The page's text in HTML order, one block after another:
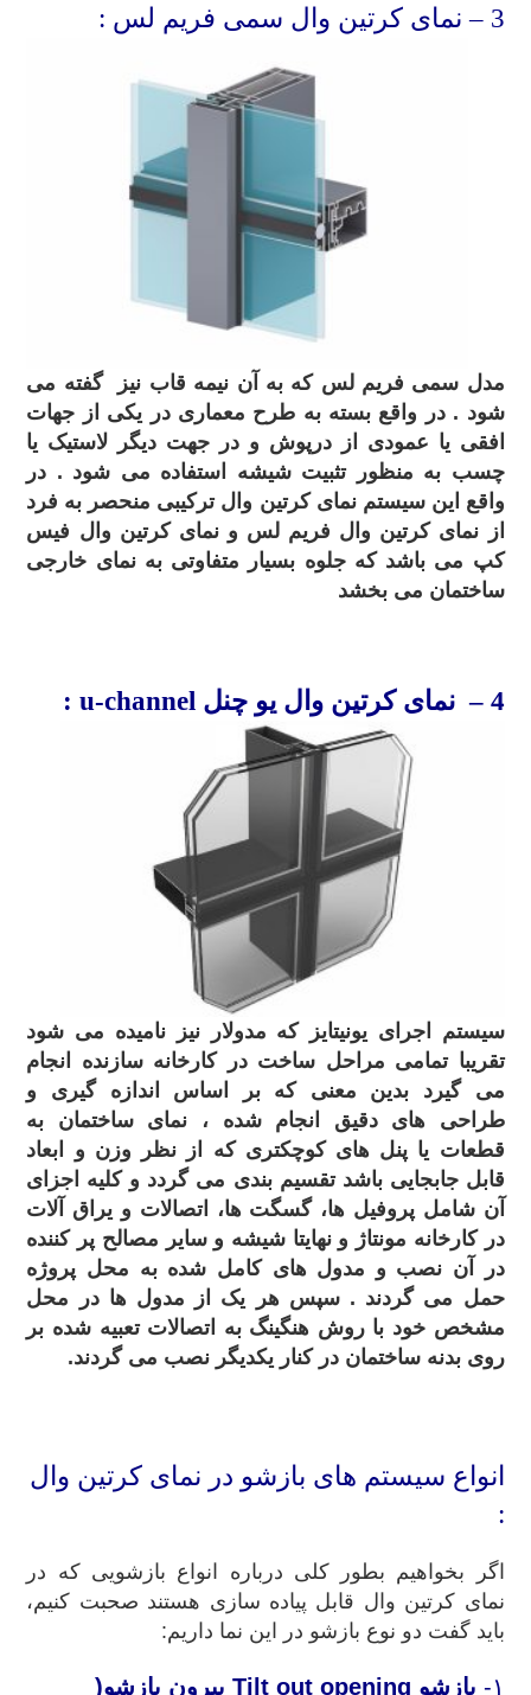
3 – نمای کرتین وال سمی فریم لس :
مدل سمی فریم لس که به آن نیمه قاب نیز گفته می
شود . در واقع بسته به طرح معماری در یکی از جهات
افقی یا عمودی از درپوش و در جهت دیگر لاستیک یا
چسب به منظور تثبیت شیشه استفاده می شود . در
واقع این سیستم نمای کرتین وال ترکیبی منحصر به فرد
از نمای کرتین وال فریم لس و نمای کرتین وال فیس
کپ می باشد که جلوه بسیار متفاوتی به نمای خارجی
ساختمان می بخشد
4 – نمای کرتینوالیو چنلu-channel :
سیستم اجرای یونیتایز که مدولار نیز نامیده می شود
تقریبا تمامی مراحل ساخت در کارخانه سازنده انجام
می گیرد بدین معنی که بر اساس اندازه گیری و
طراحی های دقیق انجام شده ، نمای ساختمان به
قطعات یا پنل های کوچکتری که از نظر وزن و ابعاد
قابل جابجایی باشد تقسیم بندی می گردد و کلیه اجزای
آن شامل پروفیل ها، گسگت ها، اتصالات و یراق آلات
در کارخانه مونتاژ و نهایتا شیشه و سایر مصالح پر کننده
در آن نصب و مدول های کامل شده به محل پروژه
حمل می گردند . سپس هر یک از مدول ها در محل
مشخص خود با روش هنگینگ به اتصالات تعبیه شده بر
روی بدنه ساختمان در کنار یکدیگر نصب می گردند.
انواع سیستم های بازشو در نمای کرتین وال
:
اگر بخواهیم بطور کلی درباره انواع بازشویی که در
نمای کرتین وال قابل پیاده سازی هستند صحبت کنیم،
باید گفت دو نوع بازشو در این نما داریم:
۱- بازشو بیرون بازشو(